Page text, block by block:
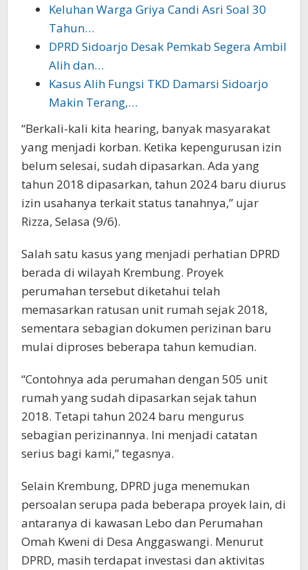
Keluhan Warga Griya Candi Asri Soal 30
Tahun…
DPRD Sidoarjo Desak Pemkab Segera Ambil
Alih dan…
Kasus Alih Fungsi TKD Damarsi Sidoarjo
Makin Terang,…
“Berkali-kali kita hearing, banyak masyarakat
yang menjadi korban. Ketika kepengurusan izin
belum selesai, sudah dipasarkan. Ada yang
tahun 2018 dipasarkan, tahun 2024 baru diurus
izin usahanya terkait status tanahnya,” ujar
Rizza, Selasa (9/6).
Salah satu kasus yang menjadi perhatian DPRD
berada di wilayah Krembung. Proyek
perumahan tersebut diketahui telah
memasarkan ratusan unit rumah sejak 2018,
sementara sebagian dokumen perizinan baru
mulai diproses beberapa tahun kemudian.
“Contohnya ada perumahan dengan 505 unit
rumah yang sudah dipasarkan sejak tahun
2018. Tetapi tahun 2024 baru mengurus
sebagian perizinannya. Ini menjadi catatan
serius bagi kami,” tegasnya.
Selain Krembung, DPRD juga menemukan
persoalan serupa pada beberapa proyek lain, di
antaranya di kawasan Lebo dan Perumahan
Omah Kweni di Desa Anggaswangi. Menurut
DPRD, masih terdapat investasi dan aktivitas